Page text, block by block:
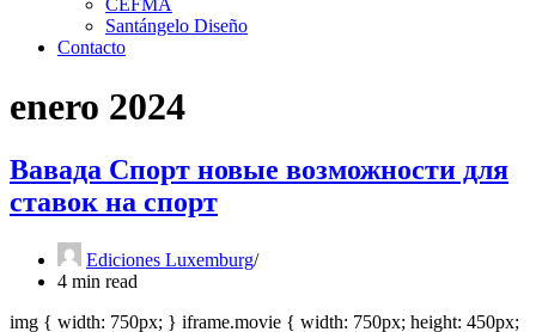
CEFMA
Santángelo Diseño
Contacto
enero 2024
Вавада Спорт новые возможности для
ставок на спорт
Ediciones Luxemburg
4 min read
img { width: 750px; } iframe.movie { width: 750px; height: 450px;